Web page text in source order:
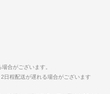
合がございます。
程配送が遅れる場合がございます